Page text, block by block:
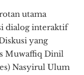
utama
dialog interaktif
yang
Muwaffiq Dinil
Nasyirul Ulum